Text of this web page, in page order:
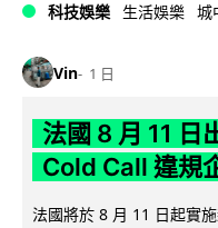
科技娛樂 生活娛樂 城
Vin 1 日
法國 8 月 11 日
Cold Call 違規
法國將於 8 月 11 日起實